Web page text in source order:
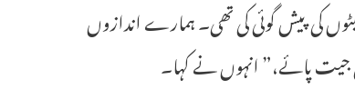
سروے نے ہمارے لیے 15 سے 17 لوک سبھا سیٹوں کی پیش گوئی کی تھی۔ ہمارے اندازوں